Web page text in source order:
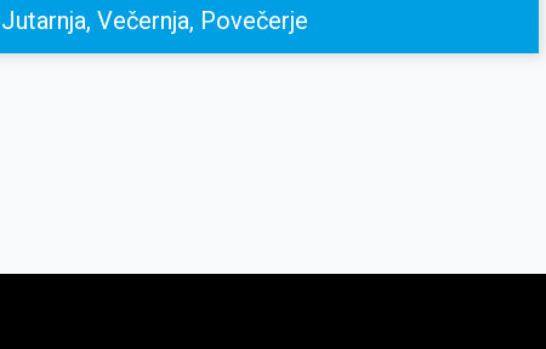
Jutarnja, Večernja, Povečerje